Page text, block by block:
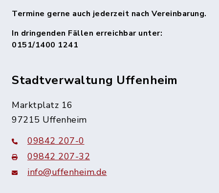
Termine gerne auch jederzeit nach Vereinbarung.
In dringenden Fällen erreichbar unter:
0151/1400 1241
Stadtverwaltung Uffenheim
Marktplatz 16
97215 Uffenheim
09842 207-0
09842 207-32
info@uffenheim.de